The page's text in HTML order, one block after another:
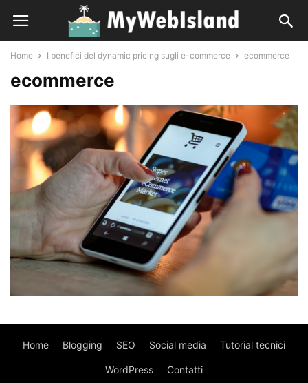
Home I benefici del dynamic pricing sugli e-commerce ecommerce
ecommerce
Home Blogging SEO Social media Tutorial tecnici
WordPress Contatti